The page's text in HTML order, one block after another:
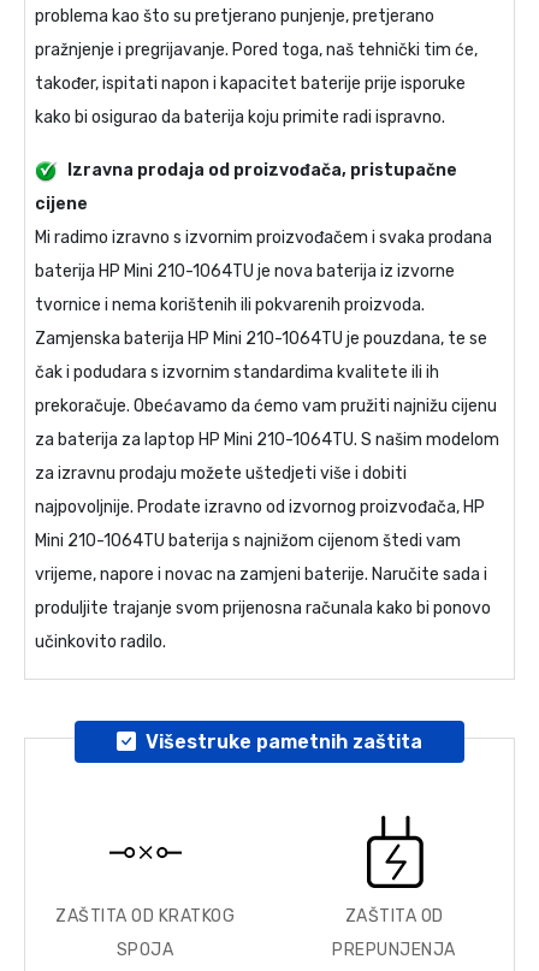
problema kao što su pretjerano punjenje, pretjerano
pražnjenje i pregrijavanje. Pored toga, naš tehnički tim će,
također, ispitati napon i kapacitet baterije prije isporuke
kako bi osigurao da baterija koju primite radi ispravno.
Izravna prodaja od proizvođača, pristupačne
cijene
Mi radimo izravno s izvornim proizvođačem i svaka prodana
baterija HP Mini 210-1064TU je nova baterija iz izvorne
tvornice i nema korištenih ili pokvarenih proizvoda.
Zamjenska baterija HP Mini 210-1064TU je pouzdana, te se
čak i podudara s izvornim standardima kvalitete ili ih
prekoračuje. Obećavamo da ćemo vam pružiti najnižu cijenu
za baterija za laptop HP Mini 210-1064TU. S našim modelom
za izravnu prodaju možete uštedjeti više i dobiti
najpovoljnije. Prodate izravno od izvornog proizvođača, HP
Mini 210-1064TU baterija s najnižom cijenom štedi vam
vrijeme, napore i novac na zamjeni baterije. Naručite sada i
produljite trajanje svom prijenosna računala kako bi ponovo
učinkovito radilo.
Višestruke pametnih zaštita
ZAŠTITA OD KRATKOG
SPOJA
ZAŠTITA OD
PREPUNJENJA